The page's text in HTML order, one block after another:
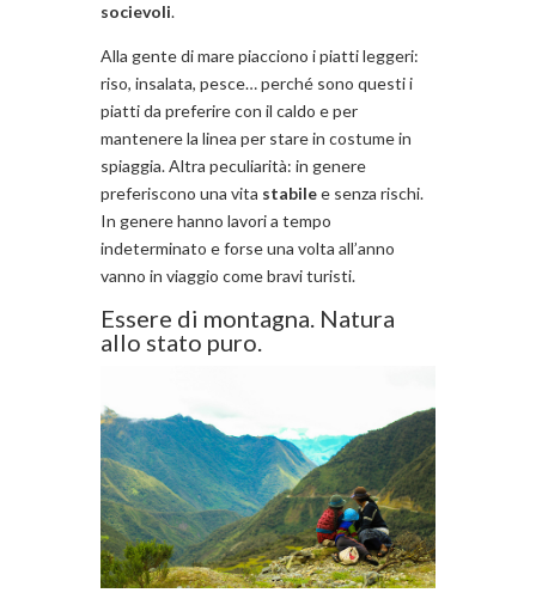
socievoli.
Alla gente di mare piacciono i piatti leggeri:
riso, insalata, pesce… perché sono questi i
piatti da preferire con il caldo e per
mantenere la linea per stare in costume in
spiaggia. Altra peculiarità: in genere
preferiscono una vita stabilee senza rischi.
In genere hanno lavori a tempo
indeterminato e forse una volta all’anno
vanno in viaggio come bravi turisti.
Essere di montagna. Natura
allo stato puro.